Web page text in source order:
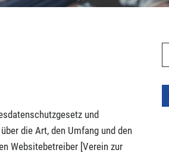
und
die Art, den Umfang und den
Websitebetreiber [Verein zur